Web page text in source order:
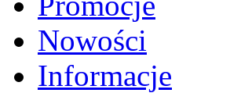
Nowości
Informacje